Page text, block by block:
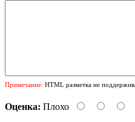
Примечание: HTML разметка не
Оценка: Плохо